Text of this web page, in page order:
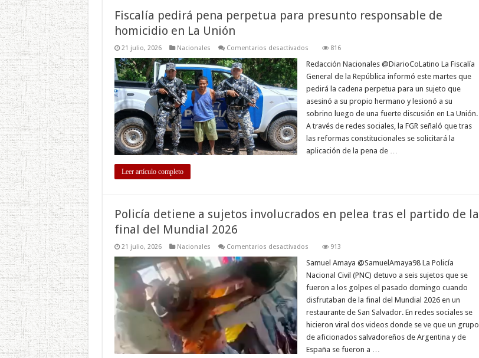
Fiscalía pedirá pena perpetua para presunto responsable de
homicidio en La Unión
21 julio, 2026 Nacionales Comentarios desactivadosen
pedirá
perpetua
para
presunto
responsable
homicidio
en
Unión
816
Redacción Nacionales @DiarioCoLatino La Fiscalía
General de la República informó este martes que
pedirá la cadena perpetua para un sujeto que
asesinó a su propio hermano y lesionó a su
sobrino luego de una fuerte discusión en La Unión.
A través de redes sociales, la FGR señaló que tras
las reformas constitucionales se solicitará la
aplicación de la pena de …
Leer artículo completo
Policía detiene a sujetos involucrados en pelea tras el partido de la
final del Mundial 2026
21 julio, 2026 Nacionales Comentarios desactivadosen
detiene
sujetos
involucrados
en
pelea
el
partido
la
final
del
913
Samuel Amaya @SamuelAmaya98 La Policía
Nacional Civil (PNC) detuvo a seis sujetos que se
fueron a los golpes el pasado domingo cuando
disfrutaban de la final del Mundial 2026 en un
restaurante de San Salvador. En redes sociales se
hicieron viral dos videos donde se ve que un grupo
de aficionados salvadoreños de Argentina y de
España se fueron a …